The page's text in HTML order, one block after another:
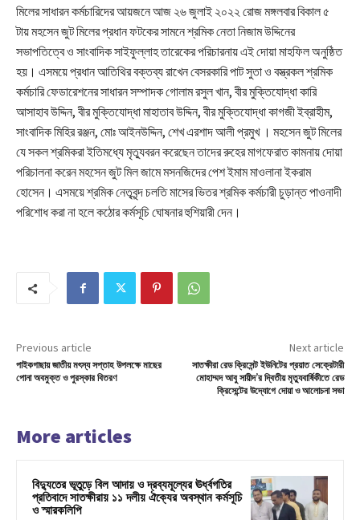
মিলের সাধারন কর্মচারিদের আয়জনে আজ ২৬ জুলাই ২০২২ রোজ মঙ্গলবার বিকাল ৫
টায় মহসেন জুট মিলের প্রধান ফটকের সামনে শ্রমিক নেতা নিজাম উদ্দিনের
সভাপতিত্বে ও সাংবাদিক সাইফুল্লাহ তারেকের পরিচারনায় এই দোয়া মাহফিল অনুষ্ঠিত
হয়। এসময়ে প্রধান আতিথির বক্তব্য রাখেন বেসরকারি পাট সুতা ও বস্ত্রকল শ্রমিক
কর্মচারি ফেডারেশনের সাধারন সম্পাদক গোলাম রসুল খান, বীর মুক্তিযোদ্ধা কারি
আসাহাব উদ্দিন, বীর মুক্তিযোদ্ধা মাহাতাব উদ্দিন, বীর মুক্তিযোদ্ধা কাগজী ইব্রাহীম,
সাংবাদিক মিহির রঞ্জন, মোঃ আইনউদ্দিন, শেখ এরশাদ আলী প্রমুখ । মহসেন জুট মিলের
যে সকল শ্রমিকরা ইতিমধ্যে মৃত্যুবরন করেছেন তাদের রুহের মাগফেরাত কামনায় দোয়া
পরিচালনা করেন মহসেন জুট মিল জামে মসনজিদের পেশ ইমাম মাওলানা ইকরাম
হোসেন। এসময়ে শ্রমিক নেতৃবৃন্দ চলতি মাসের ভিতর শ্রমিক কর্মচারী চুড়ান্ত পাওনাদী
পরিশোধ করা না হলে কঠোর কর্মসূচি ঘোষনার হুশিয়ারী দেন।
Previous article
পাইকগাছায় জাতীয় মৎস্য সপ্তাহ উপলক্ষে মাছের
পোনা অবমুক্ত ও পুরস্কার বিতরণ
Next article
সাতক্ষীরা রেড ক্রিসেন্ট ইউনিটের প্রয়াত সেক্রেটারী
মোহাম্মদ আবু সায়ীদ’র দ্বিতীয় মৃত্যুবার্ষিকীতে রেড
ক্রিসেন্টের উদ্যোগে দোয়া ও আলোচনা সভা
More articles
বিদ্যুতের ভূতুড়ে বিল আদায় ও দ্রব্যমূল্যের ঊর্ধ্বগতির
প্রতিবাদে সাতক্ষীরায় ১১ দলীয় ঐক্যের অবস্থান কর্মসূচি
ও স্মারকলিপি